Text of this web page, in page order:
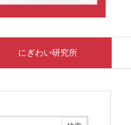
にぎわい研究所